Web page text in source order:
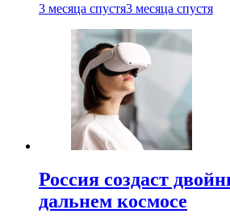
3 месяца спустя3 месяца спустя
Россия создаст
дальнем космосе